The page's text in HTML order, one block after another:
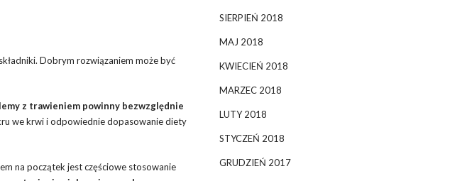
Dobrym rozwiązaniem może być
z trawieniem powinny bezwzględnie
we krwi i odpowiednie dopasowanie diety
na początek jest częściowe stosowanie
SIERPIEŃ 2018
MAJ 2018
KWIECIEŃ 2018
MARZEC 2018
LUTY 2018
STYCZEŃ 2018
GRUDZIEŃ 2017